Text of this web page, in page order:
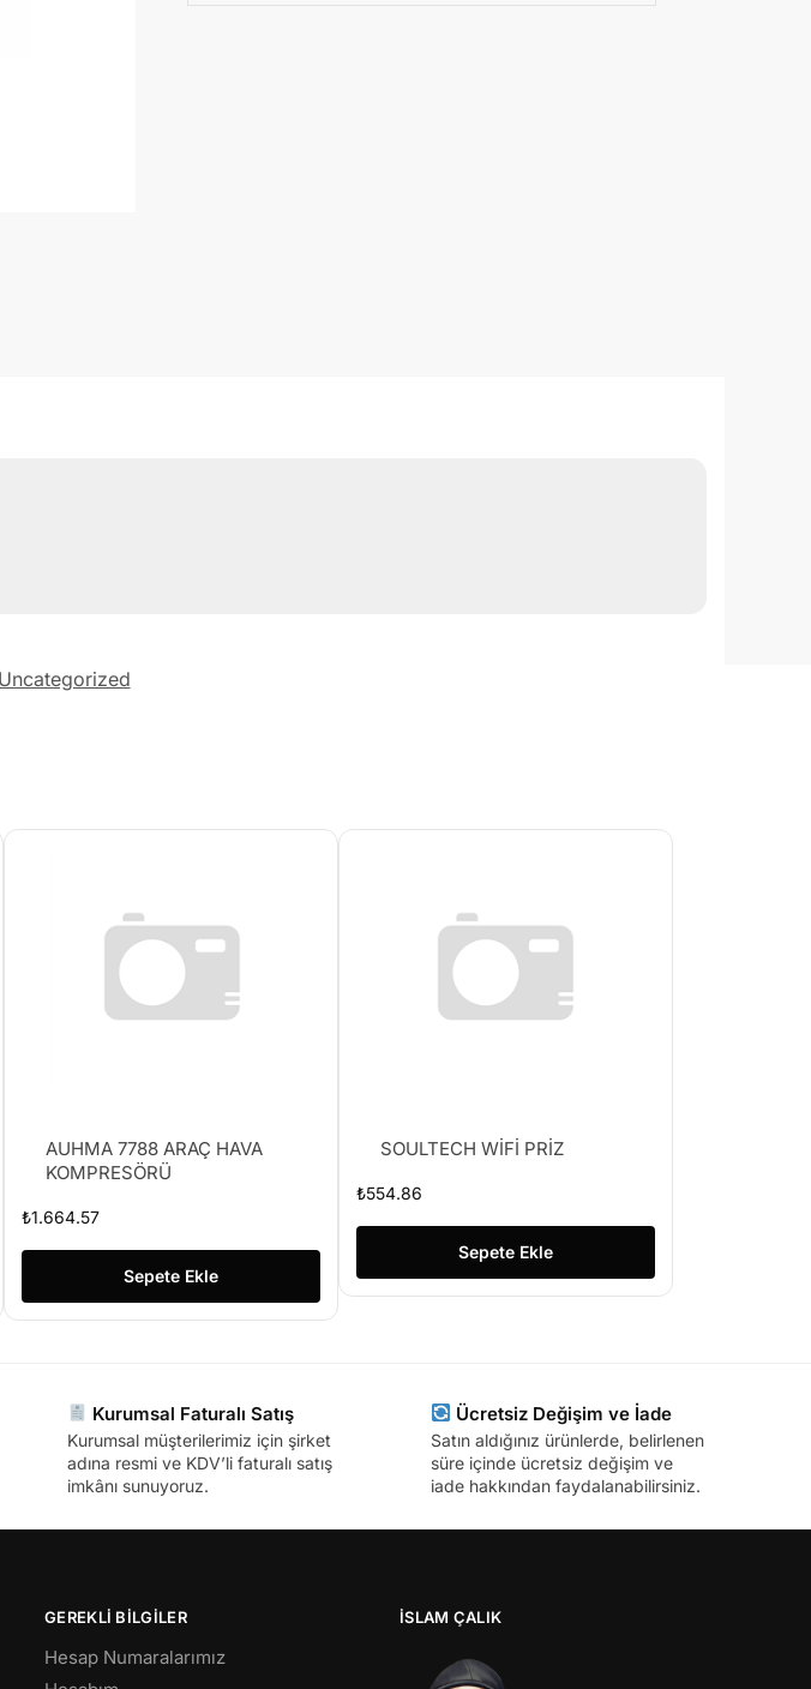
Uncategorized
AUHMA 7788 ARAÇ HAVA
KOMPRESÖRÜ
₺1.664.57
Sepete Ekle
SOULTECH WİFİ PRİZ
₺554.86
Sepete Ekle
Kurumsal Faturalı Satış
Kurumsal müşterilerimiz için şirket
adına resmi ve KDV’li faturalı satış
imkânı sunuyoruz.
Ücretsiz Değişim ve İade
Satın aldığınız ürünlerde, belirlenen
süre içinde ücretsiz değişim ve
iade hakkından faydalanabilirsiniz.
GEREKLİ BİLGİLER
Hesap Numaralarımız
İSLAM ÇALIK